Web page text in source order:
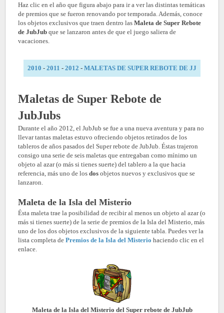
Haz clic en el año que figura abajo para ir a ver las distintas temáticas
de premios que se fueron renovando por temporada. Además, conoce
los objetos exclusivos que traen dentro las Maleta de Super Rebote
de JubJub que se lanzaron antes de que el juego saliera de
vacaciones.
2010 - 2011 - 2012 - MALETAS DE SUPER REBOTE DE JJ
Maletas de Super Rebote de
JubJubs
Durante el año 2012, el JubJub se fue a una nueva aventura y para no
llevar tantas maletas estuvo ofreciendo objetos retirados de los
tableros de años pasados del Super rebote de JubJub. Éstas trajeron
consigo una serie de seis maletas que entregaban como mínimo un
objeto al azar (o más si tienes suerte) del tablero a la que hacia
referencia, más uno de los dos objetos nuevos y exclusivos que se
lanzaron.
Maleta de la Isla del Misterio
Ésta maleta trae la posibilidad de recibir al menos un objeto al azar (o
más si tienes suerte) de la serie de premios de la Isla del Misterio, más
uno de los dos objetos exclusivos de la siguiente tabla. Puedes ver la
lista completa de Premios de la Isla del Misterio haciendo clic en el
enlace.
Maleta de la Isla del Misterio del Super rebote de JubJub